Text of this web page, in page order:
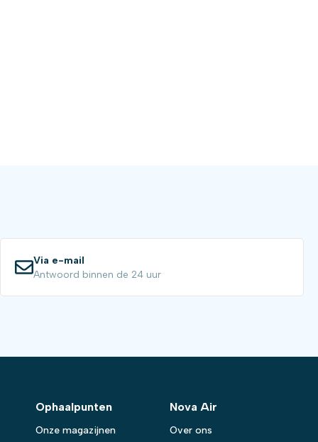
Via e-mail
Antwoord binnen de 24 uur
Ophaalpunten
Onze magazijnen
Nova Air
Over ons